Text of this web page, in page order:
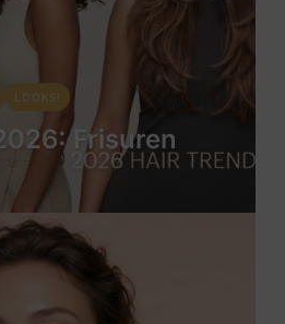
LOOKS!
Frisuren